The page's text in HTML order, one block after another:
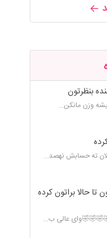
ته حسابش نهصد...
حالا براتون کرده
عالی ب...